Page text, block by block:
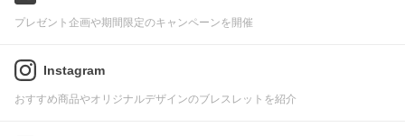
プレゼント企画や期間限定のキャンペーンを開催
Instagram
おすすめ商品やオリジナルデザインのブレスレットを紹介